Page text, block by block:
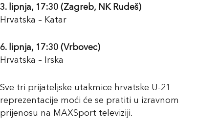
3. lipnja, 17:30 (Zagreb, NK Rudeš)
Hrvatska – Katar
6. lipnja, 17:30 (Vrbovec)
Hrvatska – Irska
Sve tri prijateljske utakmice hrvatske U-21
reprezentacije moći će se pratiti u izravnom
prijenosu na MAXSport televiziji.